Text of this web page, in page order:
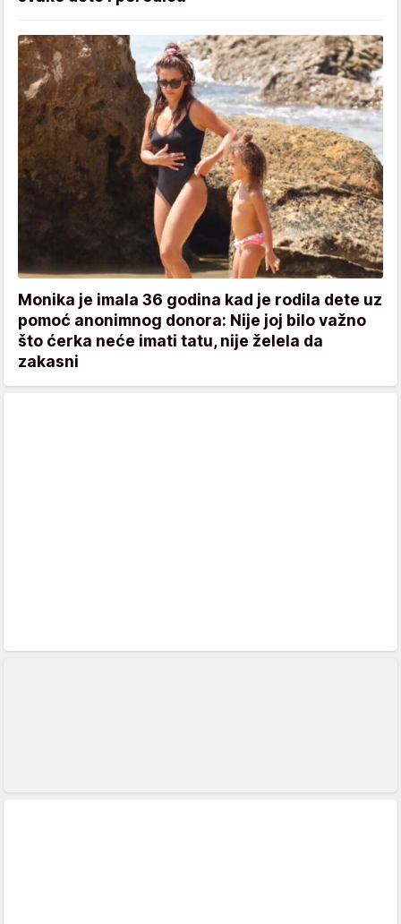
Monika je imala 36 godina kad je rodila dete uz
pomoć anonimnog donora: Nije joj bilo važno
što ćerka neće imati tatu, nije želela da
zakasni